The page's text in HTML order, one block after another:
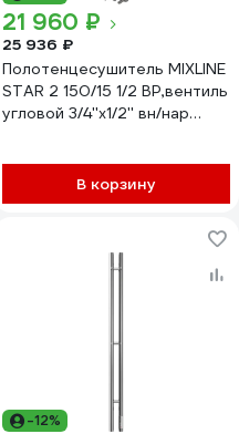
21 960 ₽
25 936 ₽
Полотенцесушитель MIXLINE
STAR 2 150/15 1/2 ВР,вентиль
угловой 3/4''х1/2'' вн/нар
В корзину
-12%